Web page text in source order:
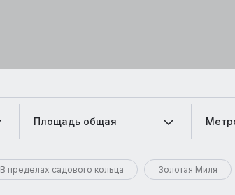
Площадь общая
В пределах садового кольца Золотая Миля